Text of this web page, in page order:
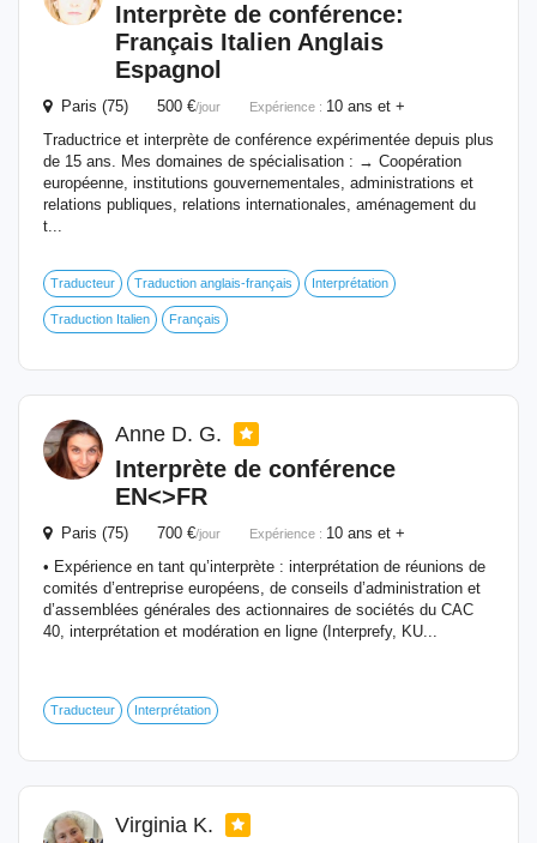
Interprète de conférence:
Français Italien Anglais
Espagnol
Paris (75) 500 €/jour Expérience : 10 ans et +
Traductrice et interprète de conférence expérimentée depuis plus
de 15 ans. Mes domaines de spécialisation : → Coopération
européenne, institutions gouvernementales, administrations et
relations publiques, relations internationales, aménagement du
t...
Traducteur Traduction anglais-français Interprétation
Traduction Italien Français
Anne D. G.
Interprète de conférence
EN<>FR
Paris (75) 700 €/jour Expérience : 10 ans et +
• Expérience en tant qu’interprète : interprétation de réunions de
comités d’entreprise européens, de conseils d’administration et
d’assemblées générales des actionnaires de sociétés du CAC
40, interprétation et modération en ligne (Interprefy, KU...
Traducteur Interprétation
Virginia K.